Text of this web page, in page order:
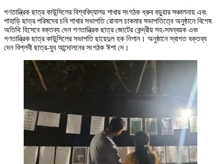
গণতান্ত্রিক ছাত্র কাউন্সিলের বিশ্ববিদ্যালয় শাখার সংগঠক ধ্রুব বড়ুয়ার সঞ্চালনায় এবং
পাহাড়ি ছাত্র পরিষদের চবি শাখার সভাপতি রোনাল চাকমার সভাপতিত্বে অনুষ্ঠানে বিশেষ
অতিথি হিসেবে বক্তব্য দেন গণতান্ত্রিক ছাত্র জোটের কেন্দ্রীয় সহ-সমন্বয়ক এবং
গণতান্ত্রিক ছাত্র কাউন্সিলের সভাপতি ছায়েদুল হক নিশান। অনুষ্ঠানে স্বাগত বক্তব্য
দেন বিপ্লবী ছাত্র-যুব আন্দোলনের সংগঠক ঈশা দে।